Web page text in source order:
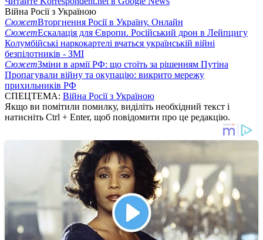
Війна Росії з Україною
СюжетВторгнення Росії в Україну. Онлайн
СюжетЕскалація для Європи. Російський дрон в Лейпцигу
Колумбійські наркокартелі вчаться українській війні
безпілотників - ЗМІ
СюжетЗміни в армії РФ: що стоїть за рішенням Путіна
Пропагували війну та окупацію: викрито мережу
прихильників РФ
СПЕЦТЕМА: Війна Росії з Україною
Якщо ви помітили помилку, виділіть необхідний текст і
натисніть Ctrl + Enter, щоб повідомити про це редакцію.